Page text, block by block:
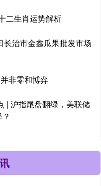
二生肖运势解析
治市金鑫瓜果批发市场
非零和博弈
| 沪指尾盘翻绿，美联储